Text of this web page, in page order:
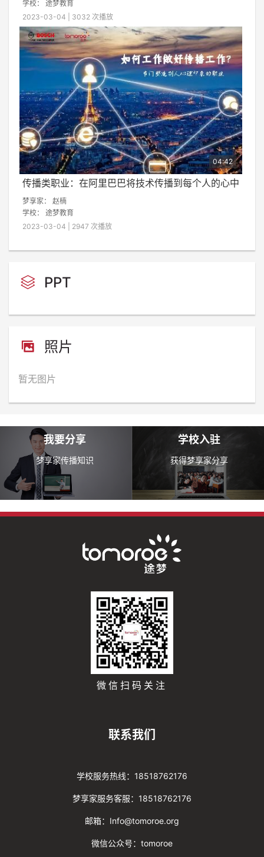
学校： 途梦教育
2023-03-04 | 3032 次播放
04:42
传播类职业：在阿里巴巴将技术传播到每个人的心中
梦享家： 赵楠
学校： 途梦教育
2023-03-04 | 2947 次播放
PPT
照片
暂无图片
我要分享
梦享家传播知识
学校入驻
获得梦享家分享
微信扫码关注
联系我们
学校服务热线：18518762176
梦享家服务客服：18518762176
邮箱：Info@tomoroe.org
微信公众号：tomoroe